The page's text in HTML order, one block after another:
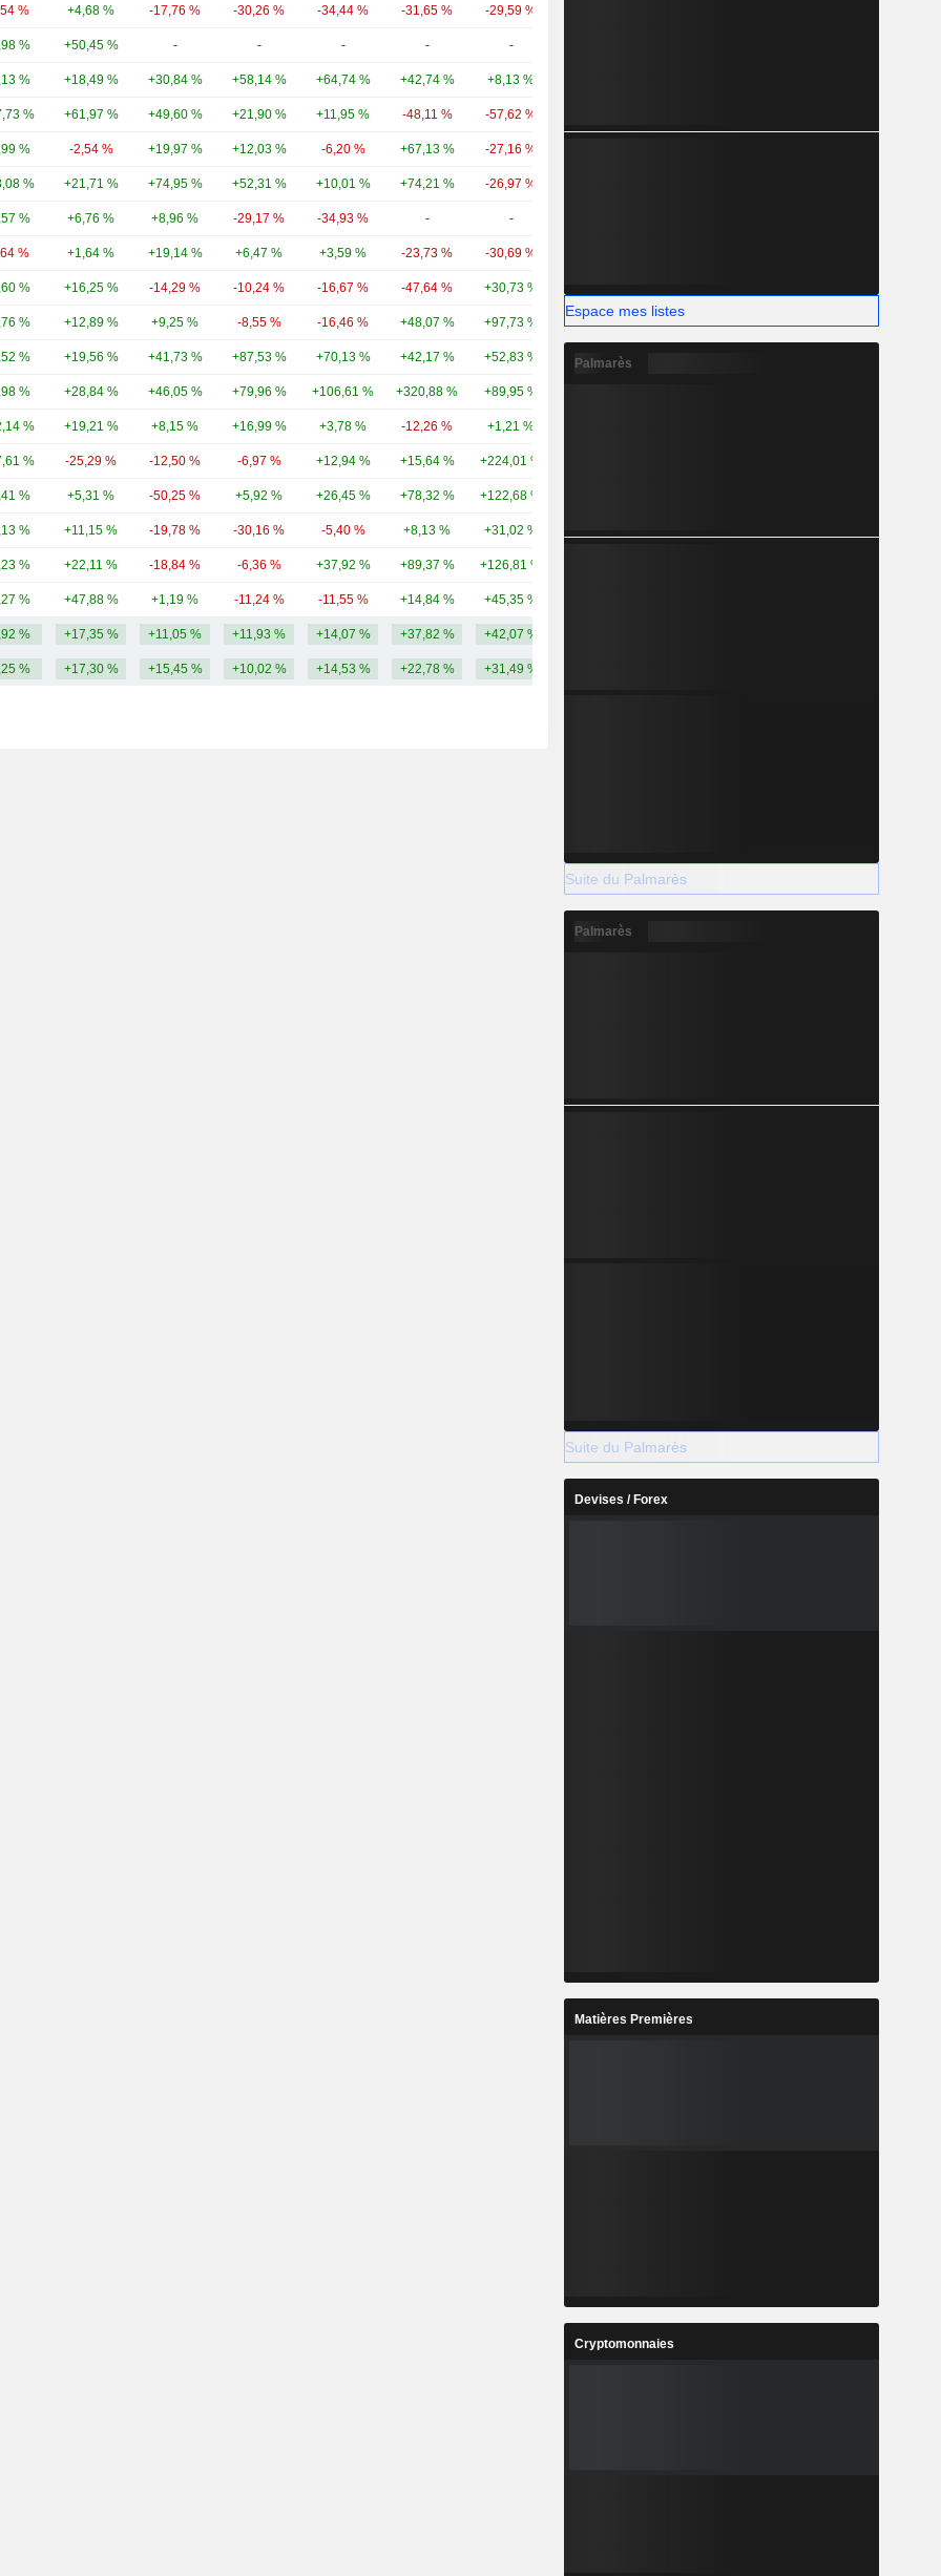
% +4,68 % -17,76 % -30,26 % -34,44 % -31,65 % -29,59 %
% +50,45 % - - - - -
% +18,49 % +30,84 % +58,14 % +64,74 % +42,74 % +8,13 %
% +61,97 % +49,60 % +21,90 % +11,95 % -48,11 % -57,62 %
% -2,54 % +19,97 % +12,03 % -6,20 % +67,13 % -27,16 %
% +21,71 % +74,95 % +52,31 % +10,01 % +74,21 % -26,97 %
% +6,76 % +8,96 % -29,17 % -34,93 % - -
% +1,64 % +19,14 % +6,47 % +3,59 % -23,73 % -30,69 %
% +16,25 % -14,29 % -10,24 % -16,67 % -47,64 % +30,73 %
% +12,89 % +9,25 % -8,55 % -16,46 % +48,07 % +97,73 % - 2,43 Md
% +19,56 % +41,73 % +87,53 % +70,13 % +42,17 % +52,83 % -
% +28,84 % +46,05 % +79,96 % +106,61 % +320,88 % +89,95 %
% +19,21 % +8,15 % +16,99 % +3,78 % -12,26 % +1,21 %
% -25,29 % -12,50 % -6,97 % +12,94 % +15,64 % +224,01 %
% +5,31 % -50,25 % +5,92 % +26,45 % +78,32 % +122,68 %
% +11,15 % -19,78 % -30,16 % -5,40 % +8,13 % +31,02 %
% +22,11 % -18,84 % -6,36 % +37,92 % +89,37 % +126,81 %
% +47,88 % +1,19 % -11,24 % -11,55 % +14,84 % +45,35 %
% +17,35 % +11,05 % +11,93 % +14,07 % +37,82 % +42,07 %
% +17,30 % +15,45 % +10,02 % +14,53 % +22,78 % +31,49 %
Espace mes listes
Palmarès
Suite du Palmarès
Palmarès
Suite du Palmarès
Devises / Forex
Matières Premières
Cryptomonnaies